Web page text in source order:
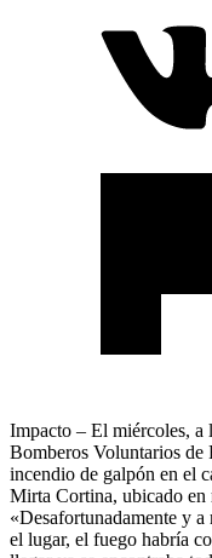
Impacto – El miércoles, a
Bomberos Voluntarios de
incendio de galpón en el
Mirta Cortina, ubicado en
«Desafortunadamente y
el lugar, el fuego habría